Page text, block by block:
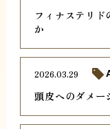
フィナステリド
か
頭皮へのダメー
2026.03.29